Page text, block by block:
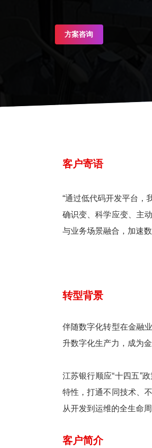
方案咨询
客户寄语
“通过低代码开发平台，
确识变、科学应变、主
与业务场景融合，加速
转型背景
伴随数字化转型在金融
升数字化生产力，成为
江苏银行顺应“十四五”
特性，打通不同技术、
从开发到运维的全生命
客户简介